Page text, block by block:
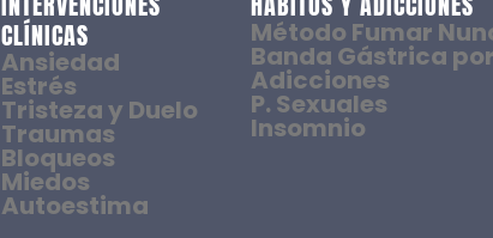
CLÍNICAS
Ansiedad
Estrés
Tristeza y Duelo
Traumas
Bloqueos
Miedos
Autoestima
Método Fumar
Banda Gástrica
Adicciones
P. Sexuales
Insomnio